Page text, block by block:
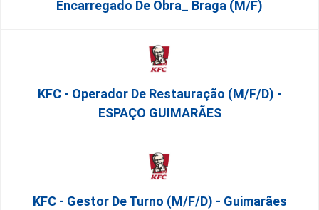
Encarregado De Obra_ Braga (m/f)
KFC - Operador De Restauração (m/f/d) -
ESPAÇO GUIMARÃES
KFC - Gestor De Turno (m/f/d) - Guimarães